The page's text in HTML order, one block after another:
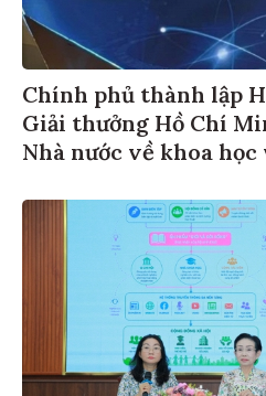
Chính phủ thành lập
Giải thưởng Hồ Chí
Nhà nước về khoa